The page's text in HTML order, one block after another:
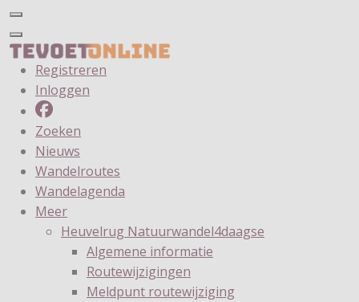
Registreren
Inloggen
Zoeken
Nieuws
Wandelroutes
Wandelagenda
Meer
Heuvelrug Natuurwandel4daagse
Algemene informatie
Routewijzigingen
Meldpunt routewijziging